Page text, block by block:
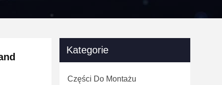
Kategorie
Części Do Montażu